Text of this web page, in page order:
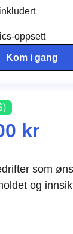
oppsett
Kom i gang
kr
som
og